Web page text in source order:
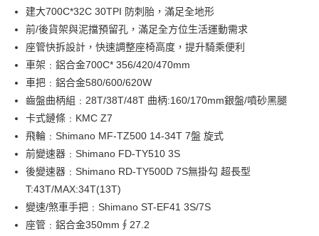
聯邦商業銀行
遠東國際商業銀行
元大商業銀行
永豐商業銀行
玉山商業銀行
星展（台灣）商業銀行
台灣樂天信用卡公司
匯豐（台灣）商業銀行
華泰商業銀行
聯邦商業銀行
遠東國際商業銀行
元大商業銀行
永豐商業銀行
玉山商業銀行
星展（台灣）商業銀行
台新國際商業銀行
國泰世華商業銀行
兆豐國際商業銀行
臺灣中小企業銀行
台中商業銀行
聯邦商業銀行
遠東國際商業銀行
元大商業銀行
永豐商業銀行
玉山商業銀行
台新國際商業銀行
中國信託商業銀行
台灣樂天信用卡公司
【關於「AFTEE先享後付」】
AFTEE先享後付是「在收到商品之後才付款」的支付方式。 讓您購物簡單
便利好安心！
２．便利：只要手機號碼，簡訊認證，即可結帳。
３．安心：先確認商品／服務後，再付款。
【「AFTEE先享後付」結帳流程】
１．於結帳方式選擇「AFTEE先享後付」後，將跳轉至「AFTEE先享後付」
結帳頁面，進行簡訊認證並確認金額後，即可完成結帳。
３．收到繳費通知簡訊後14天內，點擊此簡訊中的連結，可透過四大超商／
ATM／網路銀行／等多元方式進行付款，方視為交易完成。
※ 請注意：結帳手續完成當下不需立刻繳費，但若您需要取消訂單，請聯絡
ATM付款
運送方式
本島宅配
每筆NT$200
離島宅配（澎湖、金門、馬祖、小琉球、綠島、蘭嶼）
每筆NT$450
建大700C*32C 30TPI 防刺胎，滿足全地形
前/後貨架與泥擋預留孔，滿足全方位生活運動需求
座管快拆設計，快速調整座椅高度，提升騎乘便利
車架﹕鋁合金700C* 356/420/470mm
車把﹕鋁合金580/600/620W
齒盤曲柄組﹕28T/38T/48T 曲柄:160/170mm銀盤/噴砂黑腿
卡式鏈條﹕KMC Z7
飛輪﹕Shimano MF-TZ500 14-34T 7盤 旋式
前變速器﹕Shimano FD-TY510 3S
後變速器﹕Shimano RD-TY500D 7S無掛勾 超長型
T:43T/MAX:34T(13T)
變速/煞車手把﹕Shimano ST-EF41 3S/7S
座管﹕鋁合金350mm∮27.2